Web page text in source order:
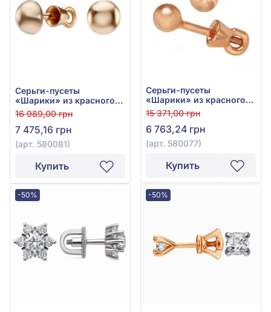
Серьги-пусеты
«Шарики» из красного
золота 585°, без вставки,
арт. 580081
16 989,00 грн
7 475,16 грн
(арт. 580081)
Купить
Серьги-пусеты
«Шарики» из красного
золота 585°, без вставки,
арт. 580077
15 371,00 грн
6 763,24 грн
(арт. 580077)
Купить
-50% -50%